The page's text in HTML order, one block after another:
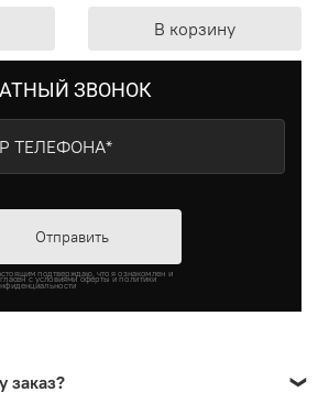
В корзину
ЗВОНОК
Отправить
подтверждаю, что я ознакомлен и
с условиями оферты и политики